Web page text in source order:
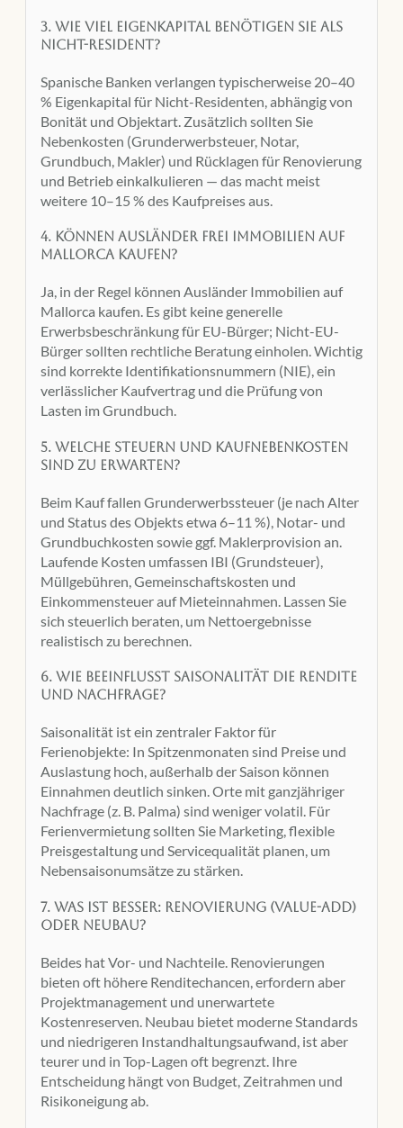
3. Wie viel Eigenkapital benötigen Sie als
Nicht-Resident?
Spanische Banken verlangen typischerweise 20–40
% Eigenkapital für Nicht-Residenten, abhängig von
Bonität und Objektart. Zusätzlich sollten Sie
Nebenkosten (Grunderwerbsteuer, Notar,
Grundbuch, Makler) und Rücklagen für Renovierung
und Betrieb einkalkulieren — das macht meist
weitere 10–15 % des Kaufpreises aus.
4. Können Ausländer frei Immobilien auf
Mallorca kaufen?
Ja, in der Regel können Ausländer Immobilien auf
Mallorca kaufen. Es gibt keine generelle
Erwerbsbeschränkung für EU-Bürger; Nicht-EU-
Bürger sollten rechtliche Beratung einholen. Wichtig
sind korrekte Identifikationsnummern (NIE), ein
verlässlicher Kaufvertrag und die Prüfung von
Lasten im Grundbuch.
5. Welche Steuern und Kaufnebenkosten
sind zu erwarten?
Beim Kauf fallen Grunderwerbssteuer (je nach Alter
und Status des Objekts etwa 6–11 %), Notar- und
Grundbuchkosten sowie ggf. Maklerprovision an.
Laufende Kosten umfassen IBI (Grundsteuer),
Müllgebühren, Gemeinschaftskosten und
Einkommensteuer auf Mieteinnahmen. Lassen Sie
sich steuerlich beraten, um Nettoergebnisse
realistisch zu berechnen.
6. Wie beeinflusst Saisonalität die Rendite
und Nachfrage?
Saisonalität ist ein zentraler Faktor für
Ferienobjekte: In Spitzenmonaten sind Preise und
Auslastung hoch, außerhalb der Saison können
Einnahmen deutlich sinken. Orte mit ganzjähriger
Nachfrage (z. B. Palma) sind weniger volatil. Für
Ferienvermietung sollten Sie Marketing, flexible
Preisgestaltung und Servicequalität planen, um
Nebensaisonumsätze zu stärken.
7. Was ist besser: Renovierung (Value-Add)
oder Neubau?
Beides hat Vor- und Nachteile. Renovierungen
bieten oft höhere Renditechancen, erfordern aber
Projektmanagement und unerwartete
Kostenreserven. Neubau bietet moderne Standards
und niedrigeren Instandhaltungsaufwand, ist aber
teurer und in Top-Lagen oft begrenzt. Ihre
Entscheidung hängt von Budget, Zeitrahmen und
Risikoneigung ab.